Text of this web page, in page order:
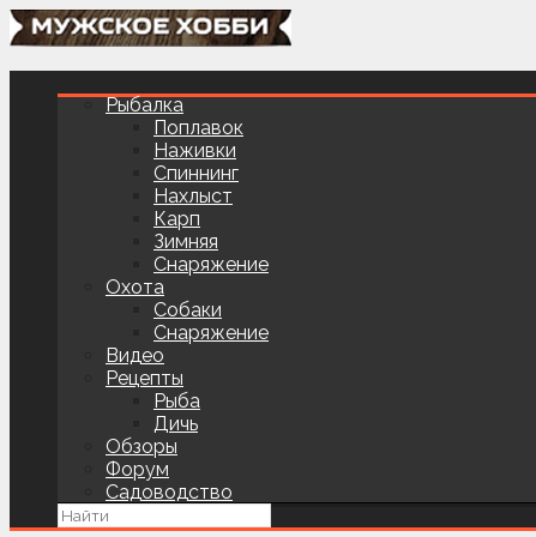
Рыбалка
Поплавок
Наживки
Спиннинг
Нахлыст
Карп
Зимняя
Снаряжение
Охота
Собаки
Снаряжение
Видео
Рецепты
Рыба
Дичь
Обзоры
Форум
Садоводство